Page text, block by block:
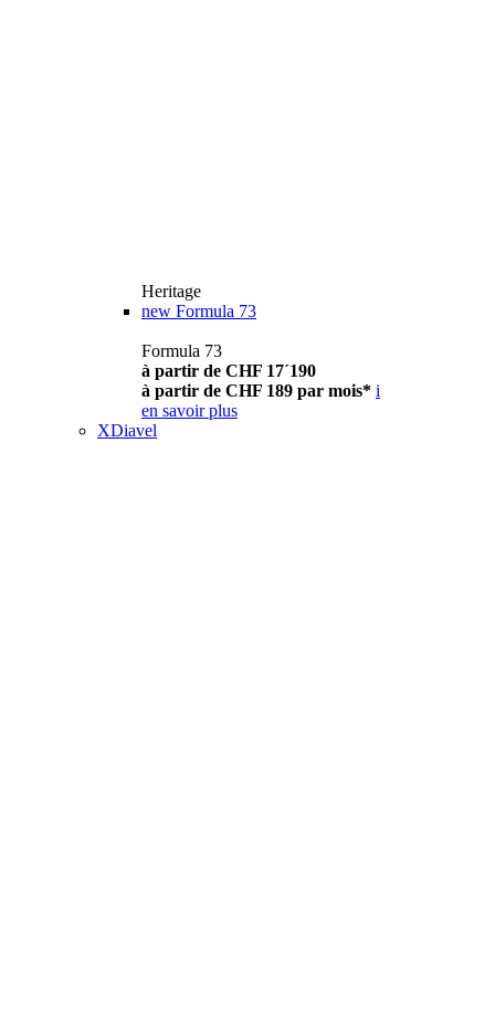
Heritage
new Formula 73
Formula 73
à partir de CHF 17´190
à partir de CHF 189 par mois* i
en savoir plus
XDiavel